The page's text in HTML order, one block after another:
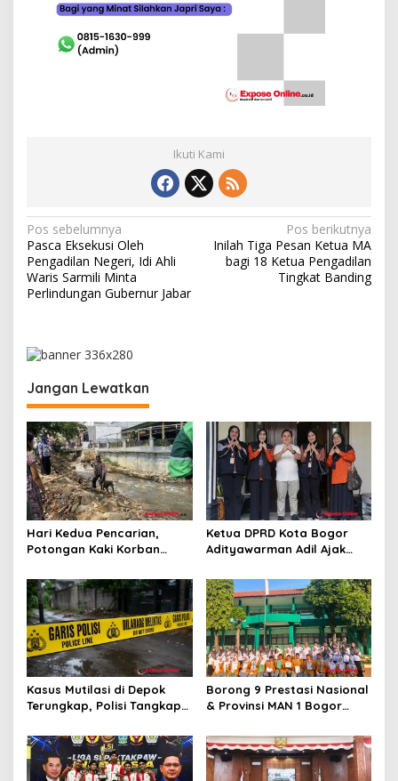
Ikuti Kami
N
a
v
i
a
s
i
p
o
s
Pos sebelumnya
Pasca Eksekusi Oleh
Pengadilan Negeri, Idi Ahli
Waris Sarmili Minta
Perlindungan Gubernur Jabar
Pos berikutnya
Inilah Tiga Pesan Ketua MA
bagi 18 Ketua Pengadilan
Tingkat Banding
Jangan Lewatkan
Hari Kedua Pencarian,
Potongan Kaki Korban
Ditemukan
Ketua DPRD Kota Bogor
Adityawarman Adil Ajak
Ekonomi 2026
Kasus Mutilasi di Depok
Terungkap, Polisi Tangkap
Pembunuhan
Borong 9 Prestasi Nasional
& Provinsi MAN 1 Bogor
2026/2027 degan Gemilang